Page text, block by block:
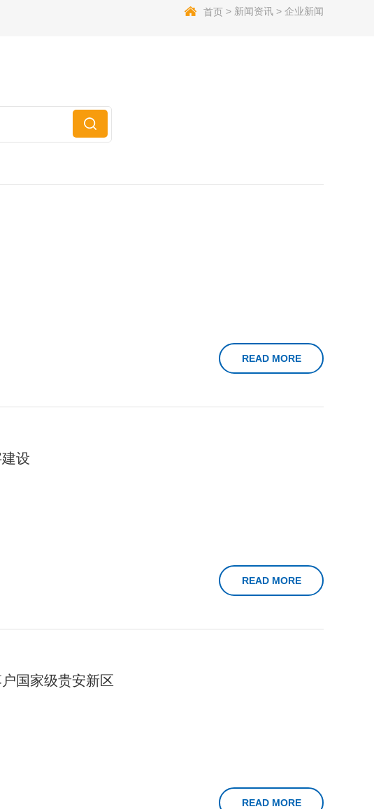
首页 > 新闻资讯 > 企业新闻
READ MORE
设
READ MORE
国家级贵安新区
READ MORE